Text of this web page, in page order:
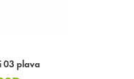
03 plava